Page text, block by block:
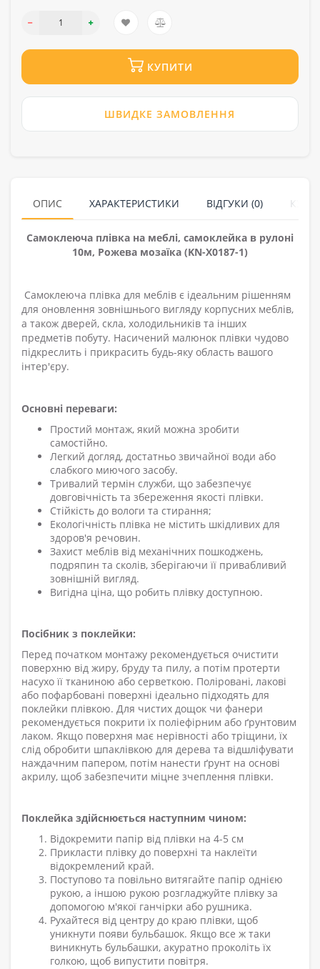
КУПИТИ
ШВИДКЕ ЗАМОВЛЕННЯ
ОПИС ХАРАКТЕРИСТИКИ ВІДГУКИ (0)
Самоклеюча плівка на меблі, самоклейка в рулоні
10м, Рожева мозаїка (KN-X0187-1)
Самоклеюча плівка для меблів є ідеальним рішенням
для оновлення зовнішнього вигляду корпусних меблів,
а також дверей, скла, холодильників та інших
предметів побуту. Насичений малюнок плівки чудово
підкреслить і прикрасить будь-яку область вашого
інтер'єру.
Основні переваги:
Простий монтаж, який можна зробити
самостійно.
Легкий догляд, достатньо звичайної води або
слабкого миючого засобу.
Тривалий термін служби, що забезпечує
довговічність та збереження якості плівки.
Стійкість до вологи та стирання;
Екологічність плівка не містить шкідливих для
здоров'я речовин.
Захист меблів від механічних пошкоджень,
подряпин та сколів, зберігаючи її привабливий
зовнішній вигляд.
Вигідна ціна, що робить плівку доступною.
Посібник з поклейки:
Перед початком монтажу рекомендується очистити
поверхню від жиру, бруду та пилу, а потім протерти
насухо її тканиною або серветкою. Поліровані, лакові
або пофарбовані поверхні ідеально підходять для
поклейки плівкою. Для чистих дощок чи фанери
рекомендується покрити їх поліефірним або ґрунтовим
лаком. Якщо поверхня має нерівності або тріщини, їх
слід обробити шпаклівкою для дерева та відшліфувати
наждачним папером, потім нанести ґрунт на основі
акрилу, щоб забезпечити міцне зчеплення плівки.
Поклейка здійснюється наступним чином:
Відокремити папір від плівки на 4-5 см
Прикласти плівку до поверхні та наклеїти
відокремлений край.
Поступово та повільно витягайте папір однією
рукою, а іншою рукою розгладжуйте плівку за
допомогою м'якої ганчірки або рушника.
Рухайтеся від центру до краю плівки, щоб
уникнути появи бульбашок. Якщо все ж таки
виникнуть бульбашки, акуратно проколіть їх
голкою, щоб випустити повітря.